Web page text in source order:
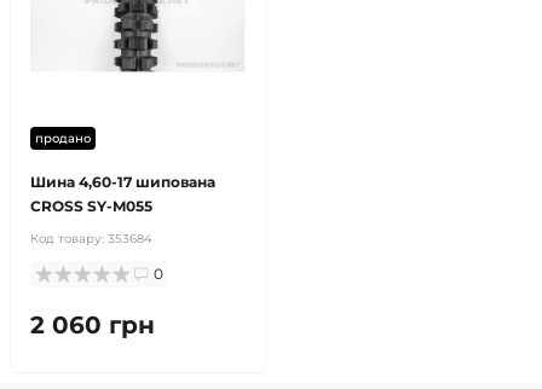
продано
Шина 4,60-17 шипована
CROSS SY-M055
Код товару: 353684
0
2 060 грн